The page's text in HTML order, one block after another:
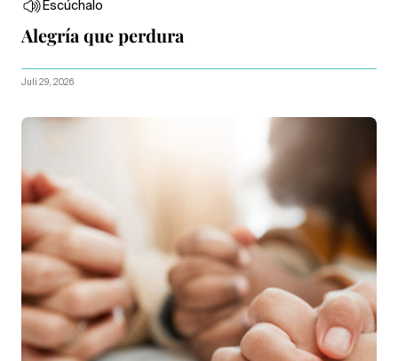
Escúchalo
Alegría que perdura
Juli 29, 2026